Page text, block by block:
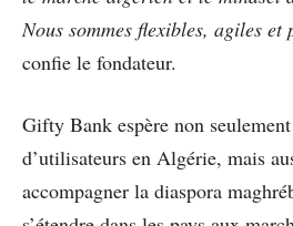
Nous sommes flexibles, agiles et
confie le fondateur.
Gifty Bank espère non
d’utilisateurs en Algérie, mais
accompagner la diaspora